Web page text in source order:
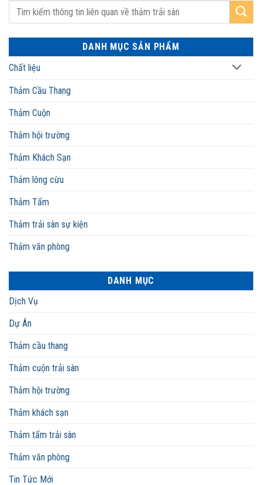
DANH MỤC SẢN PHẨM
Chất liệu
Thảm Cầu Thang
Thảm Cuộn
Thảm hội trường
Thảm Khách Sạn
Thảm lông cừu
Thảm Tấm
Thảm trải sàn sự kiện
Thảm văn phòng
DANH MỤC
Dịch Vụ
Dự Án
Thảm cầu thang
Thảm cuộn trải sàn
Thảm hội trường
Thảm khách sạn
Thảm tấm trải sàn
Thảm văn phòng
Tin Tức Mới